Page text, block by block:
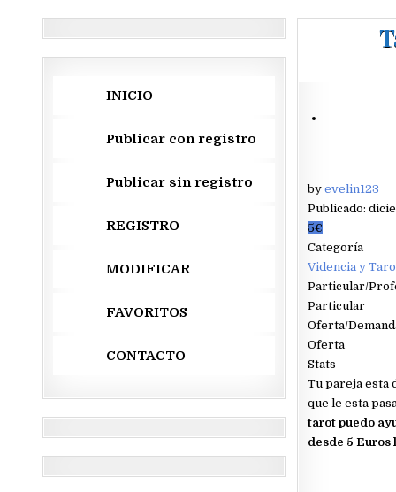
by evelin123
Publicado:
5€
Categoría
Videncia y
Particular/
Particular
Oferta/
Oferta
Stats
Tu pareja esta
que le esta
tarot puedo
desde 5 Euros
INICIO
Publicar con registro
Publicar sin registro
REGISTRO
MODIFICAR
FAVORITOS
CONTACTO